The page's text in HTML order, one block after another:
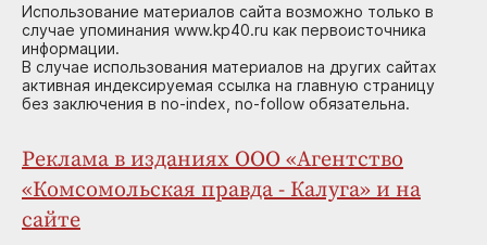
Использование материалов сайта возможно только в
случае упоминания www.kp40.ru как первоисточника
информации.
В случае использования материалов на других сайтах
активная индексируемая ссылка на главную страницу
без заключения в no-index, no-follow обязательна.
Реклама в изданиях ООО «Агентство
«Комсомольская правда - Калуга» и на
сайте